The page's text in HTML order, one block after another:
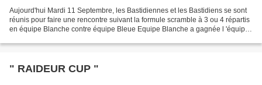
Aujourd'hui Mardi 11 Septembre, les Bastidiennes et les Bastidiens se sont
réunis pour faire une rencontre suivant la formule scramble à 3 ou 4 répartis
en équipe Blanche contre équipe Bleue Equipe Blanche a gagnée l 'équipe
" RAIDEUR CUP "